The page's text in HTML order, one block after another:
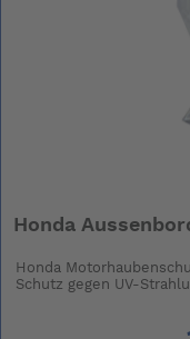
Honda
Honda
Schutz gegen UV-